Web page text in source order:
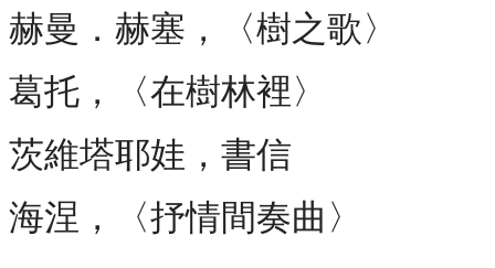
赫曼．赫塞，〈樹之歌〉
葛托，〈在樹林裡〉
茨維塔耶娃，書信
海涅，〈抒情間奏曲〉